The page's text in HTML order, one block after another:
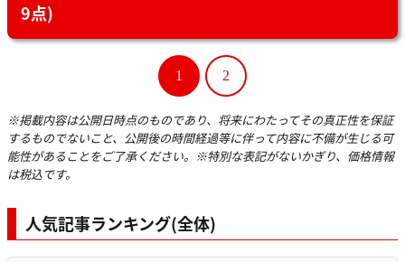
9点)
1 2
※掲載内容は公開日時点のものであり、将来にわたってその真正性を保証
するものでないこと、公開後の時間経過等に伴って内容に不備が生じる可
能性があることをご了承ください。※特別な表記がないかぎり、価格情報
は税込です。
人気記事ランキング(全体)